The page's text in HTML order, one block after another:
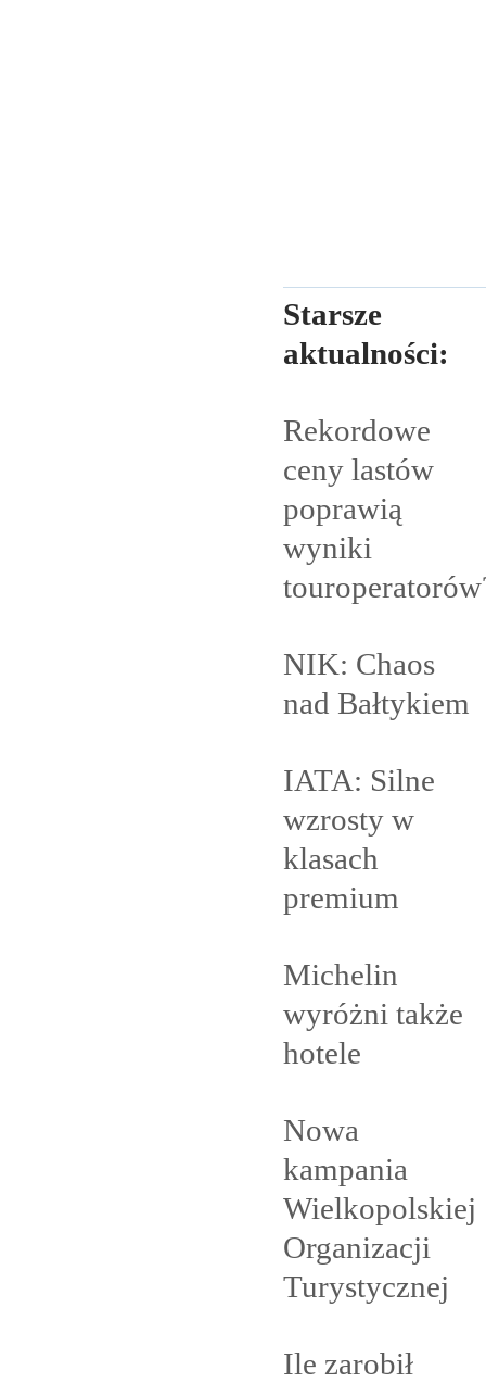
Starsze
aktualności:
Rekordowe
ceny lastów
poprawią
wyniki
NIK: Chaos
nad Bałtykiem
IATA: Silne
wzrosty w
klasach
premium
Michelin
wyróżni także
hotele
Nowa
kampania
Wielkopolskiej
Organizacji
Turystycznej
Ile zarobił